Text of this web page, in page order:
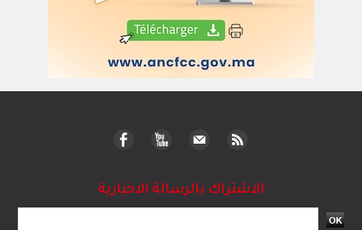
الاشتراك بالرسالة الاخبارية